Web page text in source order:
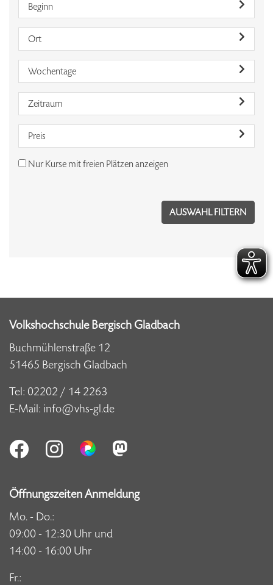
Beginn
Ort
Wochentage
Zeitraum
Preis
Nur Kurse mit freien Plätzen anzeigen
Volkshochschule Bergisch Gladbach
Buchmühlenstraße 12
51465 Bergisch Gladbach
Tel: 02202 / 14 2263
E-Mail: info@vhs-gl.de
Öffnungszeiten Anmeldung
Mo. - Do.:
09:00 - 12:30 Uhr und
14:00 - 16:00 Uhr
Fr.: